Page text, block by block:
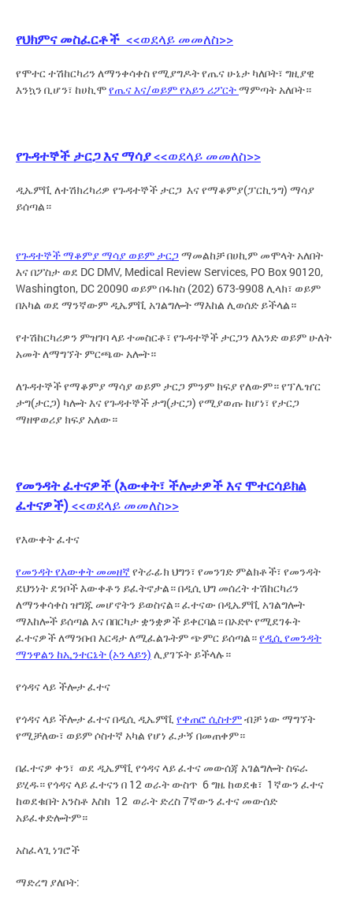
የህክምና መስፈርቶች <<ወደላይ መመለስ>>
የሞተር ተሽከርካሪን ለማንቀሳቀስ የሚያግዶት የጤና ሁኔታ ካለቦት፣ ግዚያዊ
እንኳን ቢሆን፣ ከሀኪሞየጤና እና/ወይም የአይን ሪፖርትማምጣት አለቦት።
የጉዳተኞች ታርጋ እና ማሳያ<<ወደላይ መመለስ>>
ዲኤምቪ ለተሽክረካሪዎ የጉዳተኞች ታርጋ እና የማቆምያ(ፓርኪንግ) ማሳያ
ይሰጣል።
የጉዳተኞች ማቆምያ ማሳያ ወይም ታርጋ ማመልከቻ በሀኪም መሞላት አለበት
እና በፖስታ ወደ DC DMV, Medical Review Services, PO Box 90120,
Washington, DC 20090 ወይም በፋክስ (202) 673-9908 ሊላክ፣ ወይም
በአካል ወደ ማንኛውም ዲኤምቪ አገልግሎት ማእከል ሊወሰድ ይችላል።
የተሽከርካሪዎን ምዝገባ ላይ ተመስርቶ፣ የጉዳተኞች ታርጋን ለአንድ ወይም ሁለት
አመት ለማግኘት ምርጫው አሎት።
ለጉዳተኞች የማቆምያ ማሳያ ወይም ታርጋ ምንም ክፍያ የለውም። የፕሌዠር
ታግ(ታርጋ) ካሎት እና የጉዳተኞች ታግ(ታርጋ) የሚያወጡ ከሆነ፣ የታርጋ
ማዘዋወሪያ ክፍያ አለው።
የመንዳት ፈተናዎች (እውቀት፣ ችሎታዎች እና ሞተርሳይክል
ፈተናዎች)<<ወደላይ መመለስ>>
የእውቀት ፈተና
የመንዳት የእውቀት መመዘኛ የትራፊክ ህግን፣ የመንገድ ምልክቶች፣ የመንዳት
ደህንነት ደንቦች እውቀቶን ይፈትኖታል። በዲሲ ህግ መሰረት ተሽከርካሪን
ለማንቀሳቀስ ዝግጁ መሆኖትን ይወስናል። ፈተናው በዲኤምቪ አገልግሎት
ማእከሎች ይሰጣል እና በበርካታ ቋንቋዎች ይቀርባል። በኦድዮ የሚደገፉት
ፈተናዎች ለማንበብ እርዳታ ለሚፈልጉትም ጭምር ይሰጣል።የዲሲ የመንዳት
ማንዋልን ከኢንተርኔት (ኦን ላይን) ሊያገኙት ይችላሉ።
የጎዳና ላይ ችሎታ ፈተና
የጎዳና ላይ ችሎታ ፈተና በዲሲ ዲኤምቪ የቀጠሮ ሲስተምብቻ ነው ማግኘት
የሚቻለው፣ ወይም ሶስተኛ አካል የሆነ ፈታኝ በመጠቀም።
በፈተናዎ ቀን፣ ወደ ዲኤምቪ የጎዳና ላይ ፈተና መውሰጃ አገልግሎት ስፍራ
ይሂዱ። የጎዳና ላይ ፈተናን በ 12 ወራት ውስጥ 6 ግዜ ከወደቁ፣ 1ኛውን ፈተና
ከወደቁበት አንስቶ እስከ 12 ወራት ድረስ 7ኛውን ፈተና መውሰድ
አይፈቀድሎትም።
አስፈላጊ ነገሮች
ማድረግ ያለቦት: